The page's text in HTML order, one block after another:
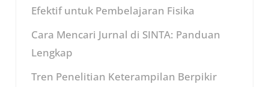
Efektif untuk Pembelajaran Fisika
Cara Mencari Jurnal di SINTA: Panduan
Lengkap
Tren Penelitian Keterampilan Berpikir